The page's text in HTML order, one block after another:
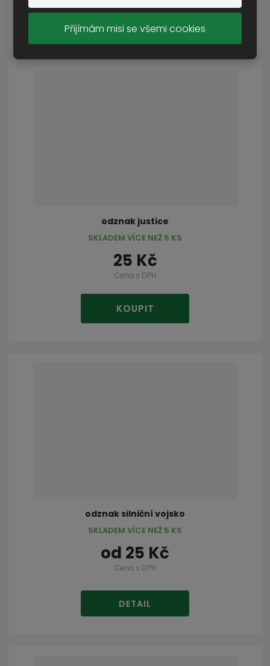
Přijímám misi se všemi cookies
odznak justice
25 Kč
Cena s DPH
KOUPIT
SKLADEM VÍCE NEŽ 5 KS
odznak silniční vojsko
od 25 Kč
Cena s DPH
DETAIL
SKLADEM VÍCE NEŽ 5 KS